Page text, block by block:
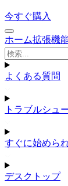
今すぐ購入
ホーム拡張機
よくある質問
トラブルシュ
すぐに始めら
デスクトップ